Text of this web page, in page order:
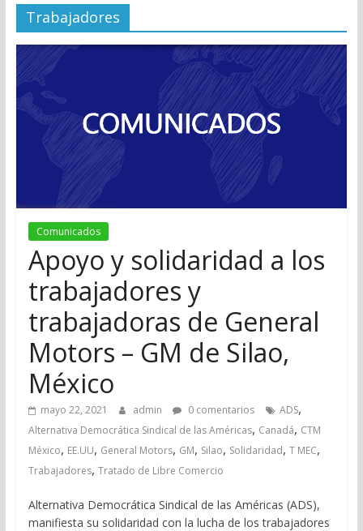
Trabajadores
Comunicados
Apoyo y solidaridad a los
trabajadores y
trabajadoras de General
Motors – GM de Silao,
México
mayo 22, 2021 admin 0 comentarios ADS,
Alternativa Democrática Sindical de las Américas, Canadá, CTM
México, EE.UU, General Motors, GM, Silao, Solidaridad, T MEC,
Trabajadores, Tratado de Libre Comercio
Alternativa Democrática Sindical de las Américas (ADS),
manifiesta su solidaridad con la lucha de los trabajadores